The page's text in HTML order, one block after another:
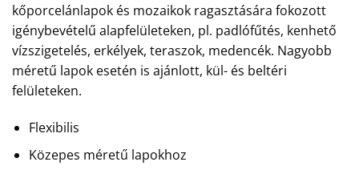
kőporcelánlapok és mozaikok ragasztására fokozott
igénybevételű alapfelületeken, pl. padlófűtés, kenhető
vízszigetelés, erkélyek, teraszok, medencék. Nagyobb
méretű lapok esetén is ajánlott, kül- és beltéri
felületeken.
Flexibilis
Közepes méretű lapokhoz